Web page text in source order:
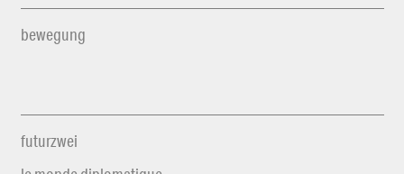
bewegung
futurzwei